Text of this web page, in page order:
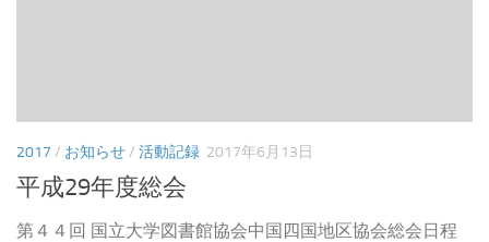
2017 / お知らせ/ 活動記録 2017年6月13日
平成29年度総会
第４４回 国立大学図書館協会中国四国地区協会総会日程